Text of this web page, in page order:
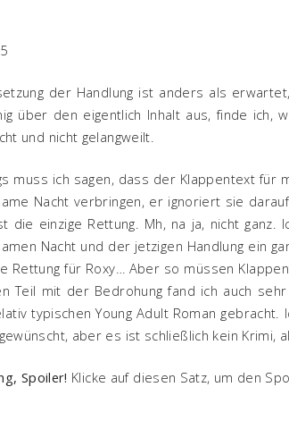
der Handlung ist anders als
über den eigentlich Inhalt aus, finde ich,
und nicht gelangweilt.
muss ich sagen, dass der Klappentext für
Nacht verbringen, er ignoriert sie
die einzige Rettung. Mh, na ja, nicht
Nacht und der jetzigen Handlung ein
Rettung für Roxy… Aber so müssen
Teil mit der Bedrohung fand ich auch
typischen Young Adult Roman
aber es ist schließlich kein Krimi,
Spoiler! Klicke auf diesen Satz, um den